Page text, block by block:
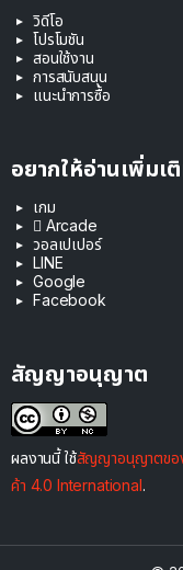
วิดีโอ
โปรโมชัน
สอนใช้งาน
การสนับสนุน
แนะนำการซื้อ
อยากให้อ่านเพิ่มเ
เกม
 Arcade
วอลเปเปอร์
LINE
Google
Facebook
สัญญาอนุญาต
ผลงานนี้ ใช้สัญญาอนุญาตของ
ค้า 4.0 International.